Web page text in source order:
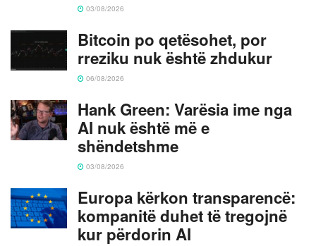
03/08/2026
Bitcoin po qetësohet, por
rreziku nuk është zhdukur
06/08/2026
Hank Green: Varësia ime nga
AI nuk është më e
shëndetshme
03/08/2026
Europa kërkon transparencë:
kompanitë duhet të tregojnë
kur përdorin AI